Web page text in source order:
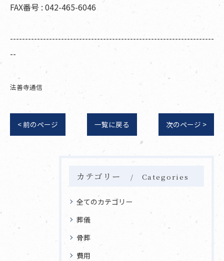
FAX番号 : 042-465-6046
--------------------------------------------------------------------
--
法善寺通信
< 前のページ 一覧に戻る 次のページ >
カテゴリー Categories
全てのカテゴリー
葬儀
骨葬
費用